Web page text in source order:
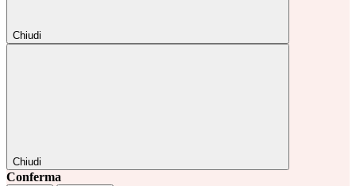
Chiudi
Chiudi
Conferma